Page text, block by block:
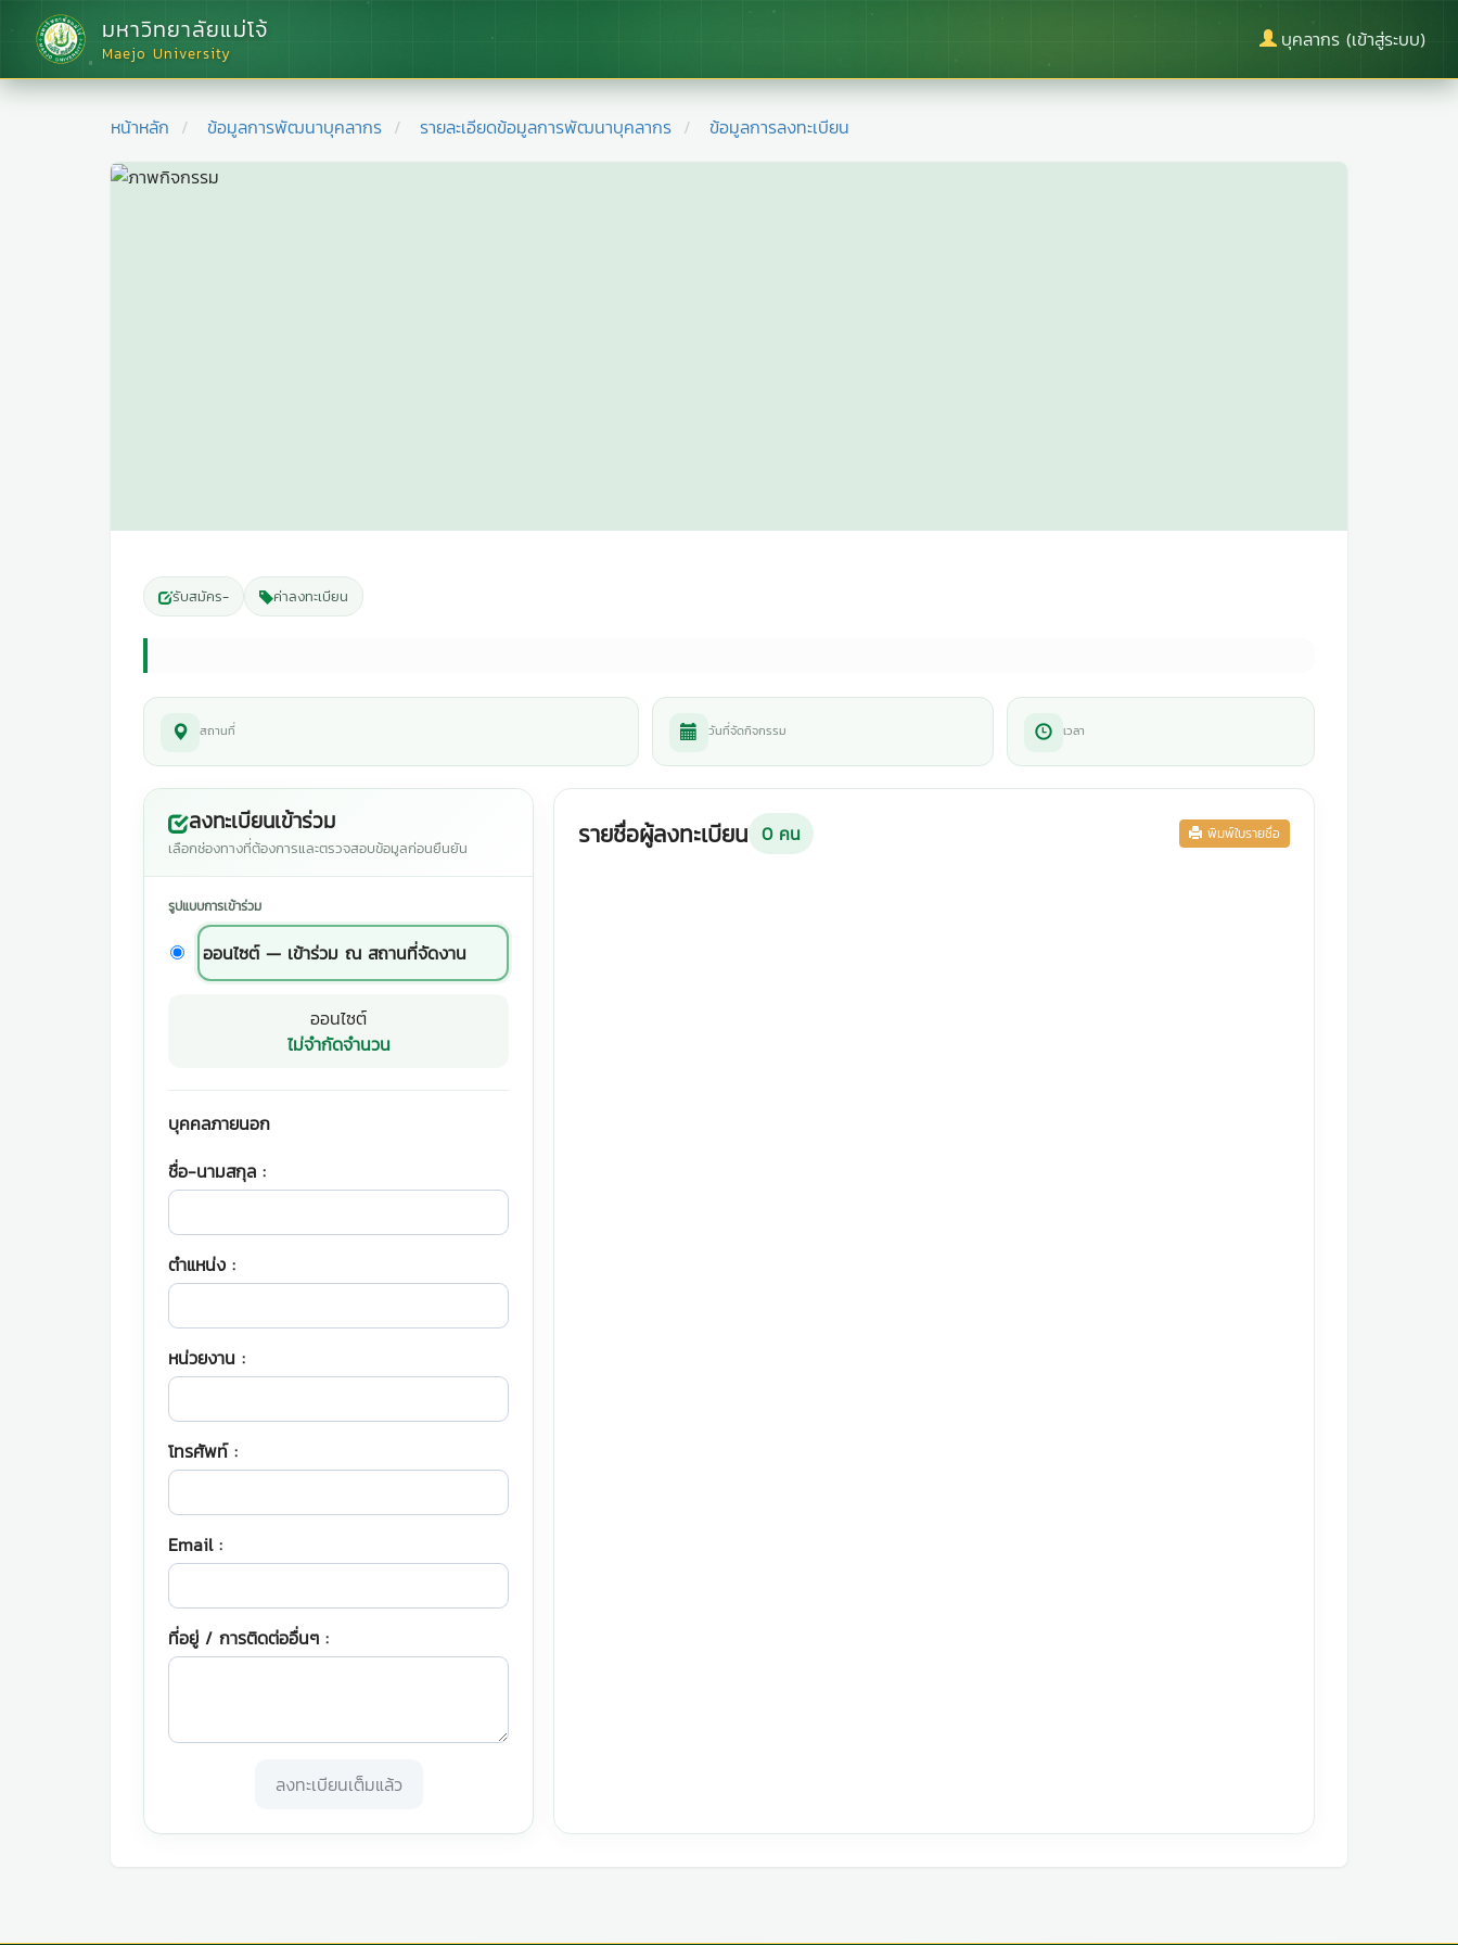
มหาวิทยาลัยแม่โจ้
Maejo University
บุคลากร (เข้าสู่ระบบ)
หน้าหลัก ข้อมูลการพัฒนาบุคลากร รายละเอียดข้อมูลการพัฒนาบุคลากร ข้อมูลการลงทะเบียน
รับสมัคร- ค่าลงทะเบียน
สถานที่ วันที่จัดกิจกรรม เวลา
ลงทะเบียนเข้าร่วม
เลือกช่องทางที่ต้องการและตรวจสอบข้อมูลก่อนยืนยัน
รูปแบบการเข้าร่วม
ออนไซต์ — เข้าร่วม ณ สถานที่จัดงาน
ออนไซต์
ไม่จำกัดจำนวน
บุคคลภายนอก
ชื่อ-นามสกุล :
ตำแหน่ง :
หน่วยงาน :
โทรศัพท์ :
Email :
ที่อยู่ / การติดต่ออื่นๆ :
รายชื่อผู้ลงทะเบียน 0คน พิมพ์ใบรายชื่อ